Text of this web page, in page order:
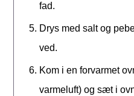
fad.
Drys med salt og
ved.
Kom i en forvarmet
varmeluft) og sæt i